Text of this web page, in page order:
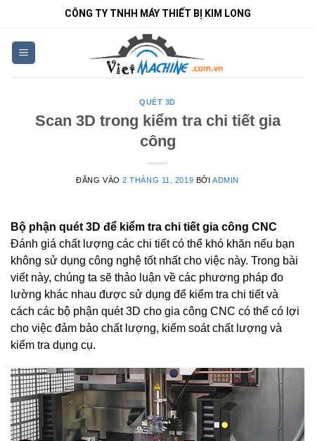
nội
dung
CÔNG TY TNHH MÁY THIẾT BỊ KIM LONG
QUÉT 3D
Scan 3D trong kiểm tra chi tiết gia
công
ĐĂNG VÀO2 THÁNG 11, 2019 BỞI ADMIN
Bộ phận quét 3D để kiểm tra chi tiết gia công CNC
Đánh giá chất lượng các chi tiết có thể khó khăn nếu bạn
không sử dụng công nghệ tốt nhất cho việc này. Trong bài
viết này, chúng ta sẽ thảo luận về các phương pháp đo
lường khác nhau được sử dụng để kiểm tra chi tiết và
cách các bộ phận quét 3D cho gia công CNC có thể có lợi
cho việc đảm bảo chất lượng, kiểm soát chất lượng và
kiểm tra dụng cụ.